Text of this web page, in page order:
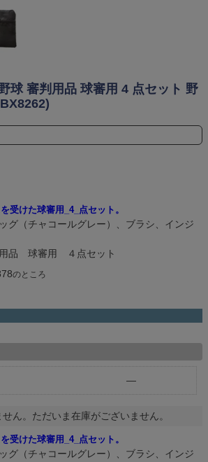
球 審判用品 球審用 4 点セット 野
受けた球審用_4_点セット。
グ（チャコールグレー）、ブラシ、インジ
品 球審用 ４点セット
のところ
—
ん。ただいま在庫がございません。
受けた球審用_4_点セット。
グ（チャコールグレー）、ブラシ、インジ